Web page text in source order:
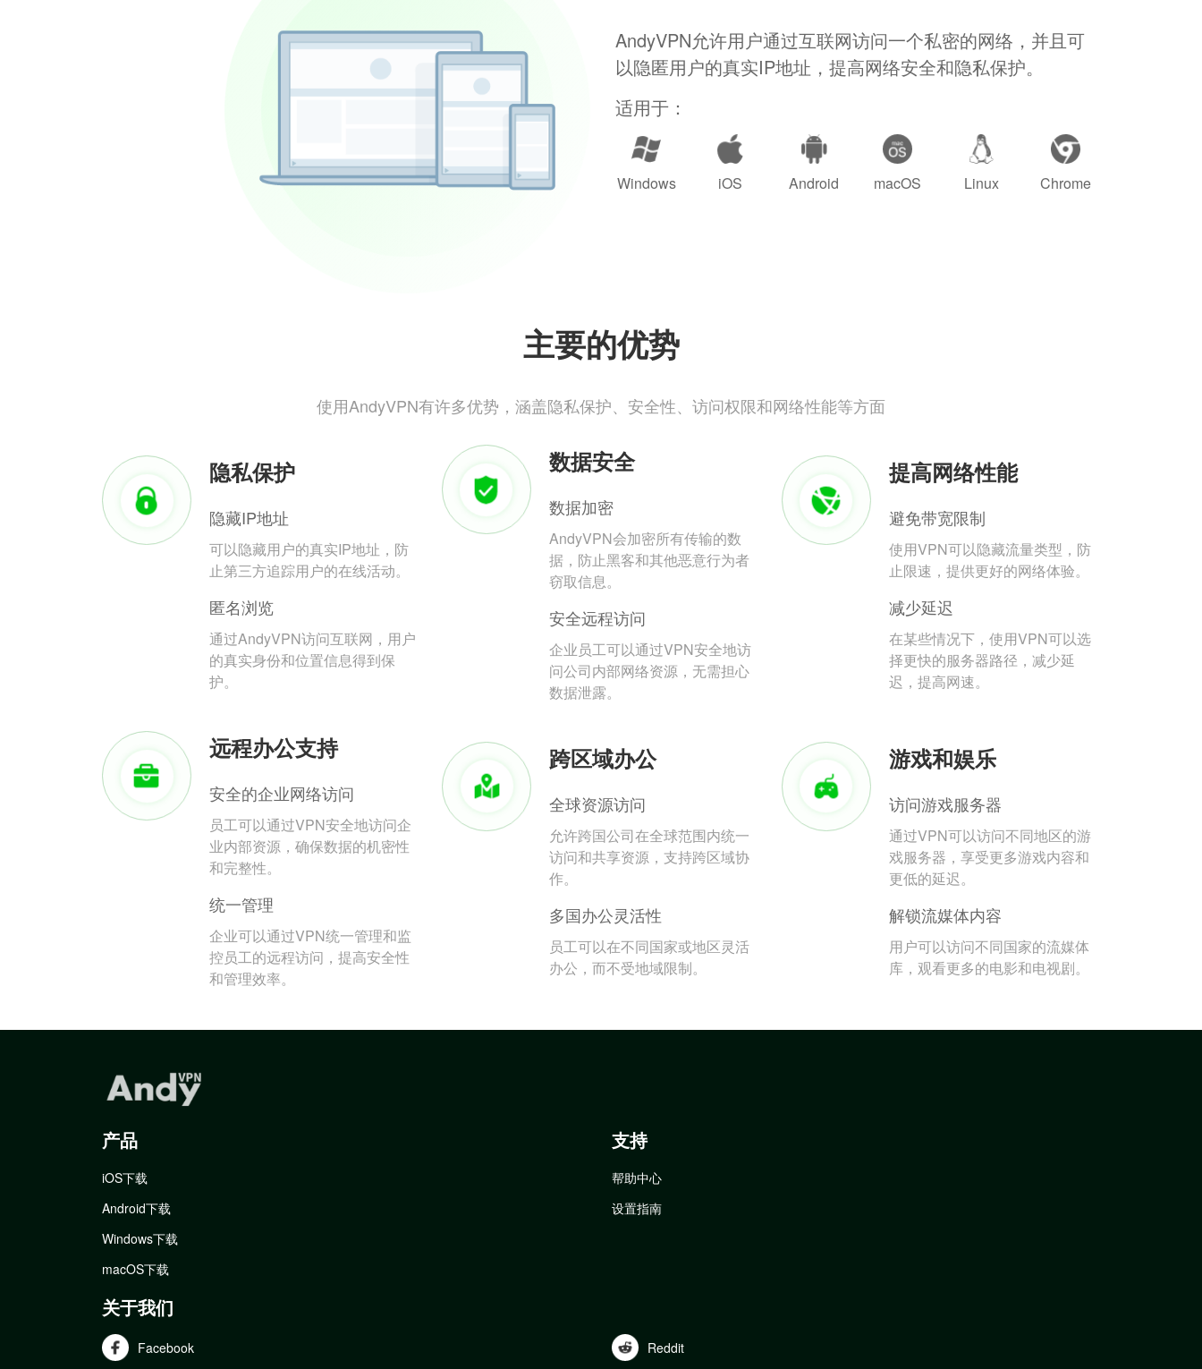
AndyVPN允许用户通过互联网访问一个私密的网络，并且可
以隐匿用户的真实IP地址，提高网络安全和隐私保护。
适用于：
Windows iOS Android macOS Linux Chrome
主要的优势
使用AndyVPN有许多优势，涵盖隐私保护、安全性、访问权限和网络性能等方面
隐私保护
隐藏IP地址
可以隐藏用户的真实IP地址，防
止第三方追踪用户的在线活动。
匿名浏览
通过AndyVPN访问互联网，用户
的真实身份和位置信息得到保
护。
数据安全
数据加密
AndyVPN会加密所有传输的数
据，防止黑客和其他恶意行为者
窃取信息。
安全远程访问
企业员工可以通过VPN安全地访
问公司内部网络资源，无需担心
数据泄露。
提高网络性能
避免带宽限制
使用VPN可以隐藏流量类型，防
止限速，提供更好的网络体验。
减少延迟
在某些情况下，使用VPN可以选
择更快的服务器路径，减少延
迟，提高网速。
远程办公支持
安全的企业网络访问
员工可以通过VPN安全地访问企
业内部资源，确保数据的机密性
和完整性。
统一管理
企业可以通过VPN统一管理和监
控员工的远程访问，提高安全性
和管理效率。
跨区域办公
全球资源访问
允许跨国公司在全球范围内统一
访问和共享资源，支持跨区域协
作。
多国办公灵活性
员工可以在不同国家或地区灵活
办公，而不受地域限制。
游戏和娱乐
访问游戏服务器
通过VPN可以访问不同地区的游
戏服务器，享受更多游戏内容和
更低的延迟。
解锁流媒体内容
用户可以访问不同国家的流媒体
库，观看更多的电影和电视剧。
产品
iOS下载
Android下载
Windows下载
macOS下载
支持
帮助中心
设置指南
关于我们
Facebook Reddit